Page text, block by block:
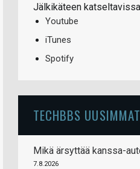
Jälkikäteen
Youtube
iTunes
Spotify
TECHBBS
Mikä ärsyttää kanssa-
7.8.2026